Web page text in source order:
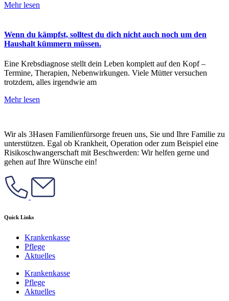
Mehr lesen
Wenn du kämpfst, solltest du dich nicht auch noch um den
Haushalt kümmern müssen.
Eine Krebsdiagnose stellt dein Leben komplett auf den Kopf –
Termine, Therapien, Nebenwirkungen. Viele Mütter versuchen
trotzdem, alles irgendwie am
Mehr lesen
Wir als 3Hasen Familienfürsorge freuen uns, Sie und Ihre Familie zu
unterstützen. Egal ob Krankheit, Operation oder zum Beispiel eine
Risikoschwangerschaft mit Beschwerden: Wir helfen gerne und
gehen auf Ihre Wünsche ein!
Quick Links
Krankenkasse
Pflege
Aktuelles
Krankenkasse
Pflege
Aktuelles